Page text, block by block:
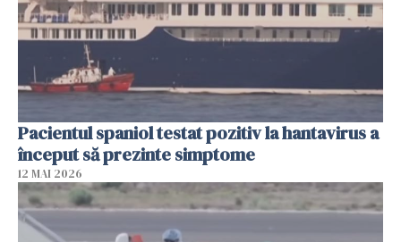
Pacientul spaniol testat pozitiv la hantavirus a
început să prezinte simptome
12 MAI 2026